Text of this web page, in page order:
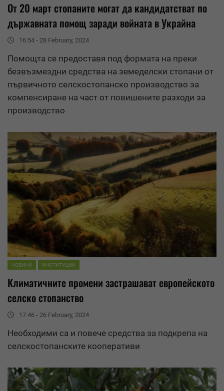
От 20 март стопаните могат да кандидатстват по
държавната помощ заради войната в Украйна
16:54 - 28 February, 2024
Помощта се предоставя под формата на преки
безвъзмездни средства на земеделски стопани от
първичното селскостопанско производство за
компенсиране на част от повишените разходи за
производство
НОВИНИ ИНСТИТУЦИИ
Климатичните промени застрашават европейското
селско стопанство
17:46 - 26 February, 2024
Необходими са и повече средства за подкрепа на
селскостопанските кооперативи